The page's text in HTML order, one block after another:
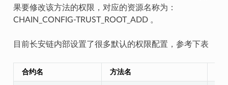
果要修改该方法的权限，对应的资源名称为：
CHAIN_CONFIG-TRUST_ROOT_ADD 。
目前长安链内部设置了很多默认的权限配置，参考下表
合约名 方法名